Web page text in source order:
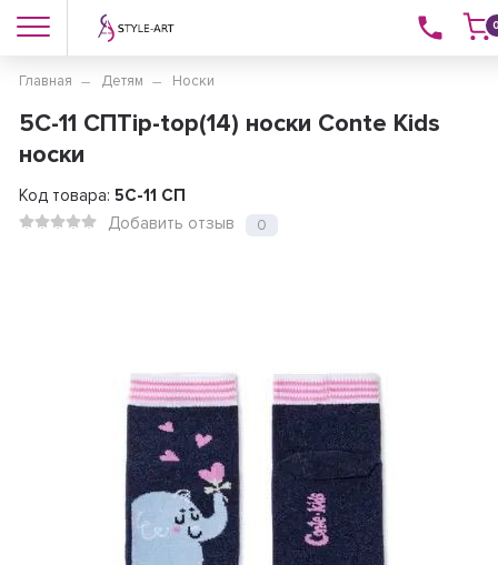
Главная Детям Носки
5C-11 СПTip-top(14) носки Conte Kids
носки
Код товара: 5C-11 СП
Добавить отзыв
0